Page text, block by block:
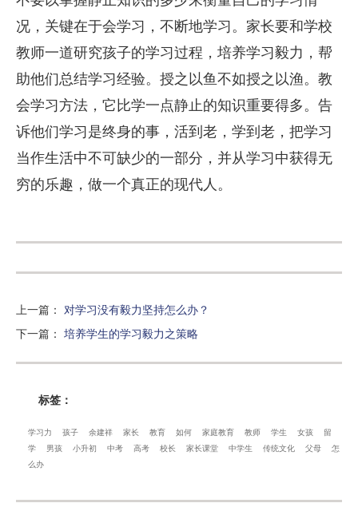
况，关键在于会学习，不断地学习。家长要和学校
教师一道研究孩子的学习过程，培养学习毅力，帮
助他们总结学习经验。授之以鱼不如授之以渔。教
会学习方法，它比学一点静止的知识重要得多。告
诉他们学习是终身的事，活到老，学到老，把学习
当作生活中不可缺少的一部分，并从学习中获得无
穷的乐趣，做一个真正的现代人。
上一篇 ： 对学习没有毅力坚持怎么办？
下一篇 ： 培养学生的学习毅力之策略
标签：
学习力 孩子 余建祥 家长 教育 如何 家庭教育 教师 学生 女孩
留
学
男孩 小升初 中考 高考 校长 家长课堂 中学生 传统文化 父母
怎
么办